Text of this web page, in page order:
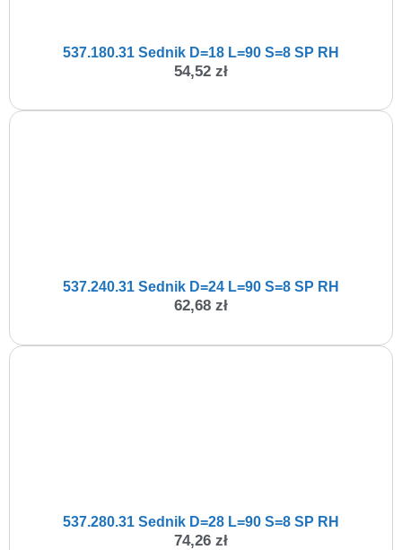
537.180.31 Sednik D=18 L=90 S=8 SP RH
54,52 zł
537.240.31 Sednik D=24 L=90 S=8 SP RH
62,68 zł
537.280.31 Sednik D=28 L=90 S=8 SP RH
74,26 zł